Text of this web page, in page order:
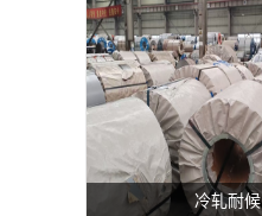
冷轧耐候